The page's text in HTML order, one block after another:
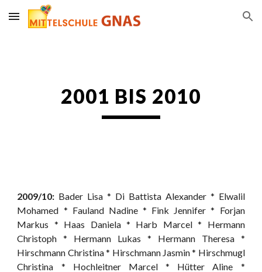
Skip to main content Skip to navigation
2001 BIS 2010
2009/10: Bader Lisa * Di Battista Alexander * Elwalil
Mohamed * Fauland Nadine * Fink Jennifer * Forjan
Markus * Haas Daniela * Harb Marcel * Hermann
Christoph * Hermann Lukas * Hermann Theresa *
Hirschmann Christina * Hirschmann Jasmin * Hirschmugl
Christina * Hochleitner Marcel * Hütter Aline *